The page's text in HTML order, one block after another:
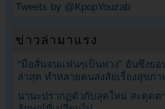
Tweets by @KpopYouzab
ข่าวล่ามาแรง
“มือสั่นจนแฟนๆเป็นห่วง” ฮันซึงยอ
ล่าสุด ทำหลายคนสงสัยเรื่องสุขภา
นานะปรากฏตัวกับลุคใหม่ สะดุดต